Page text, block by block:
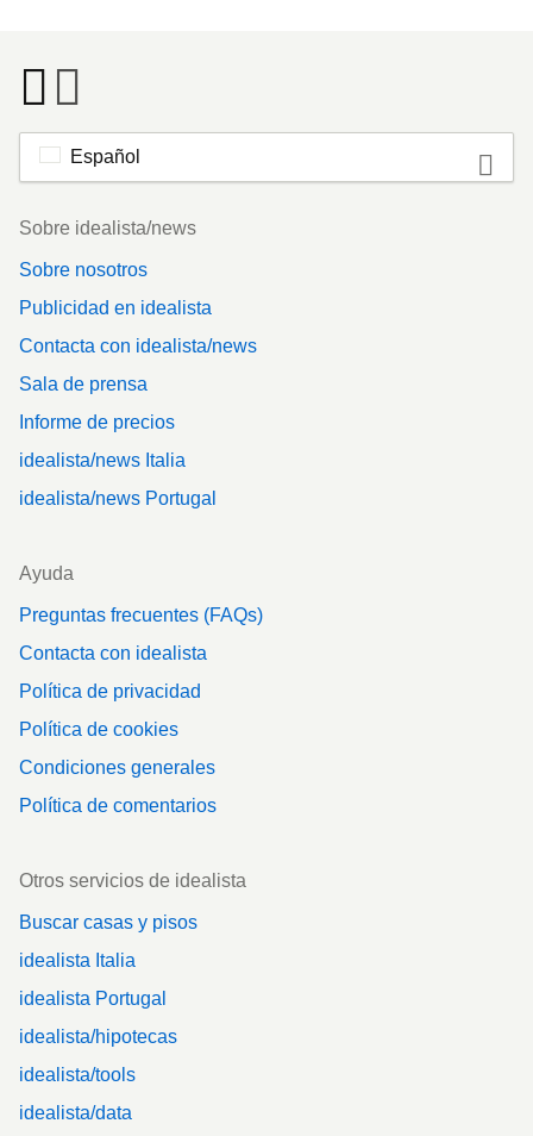
Español
Footer
Sobre idealista/news
Sobre nosotros
Publicidad en idealista
Contacta con idealista/news
Sala de prensa
Informe de precios
idealista/news Italia
idealista/news Portugal
Ayuda
Preguntas frecuentes (FAQs)
Contacta con idealista
Política de privacidad
Política de cookies
Condiciones generales
Política de comentarios
Otros servicios de idealista
Buscar casas y pisos
idealista Italia
idealista Portugal
idealista/hipotecas
idealista/tools
idealista/data